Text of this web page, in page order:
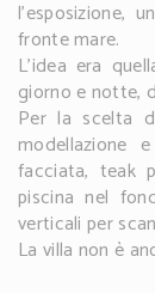
l'esposizione,
fronte mare.
L'idea era
giorno e notte,
Per la scelta
modellazione
facciata, teak
piscina nel
verticali per
La villa non è